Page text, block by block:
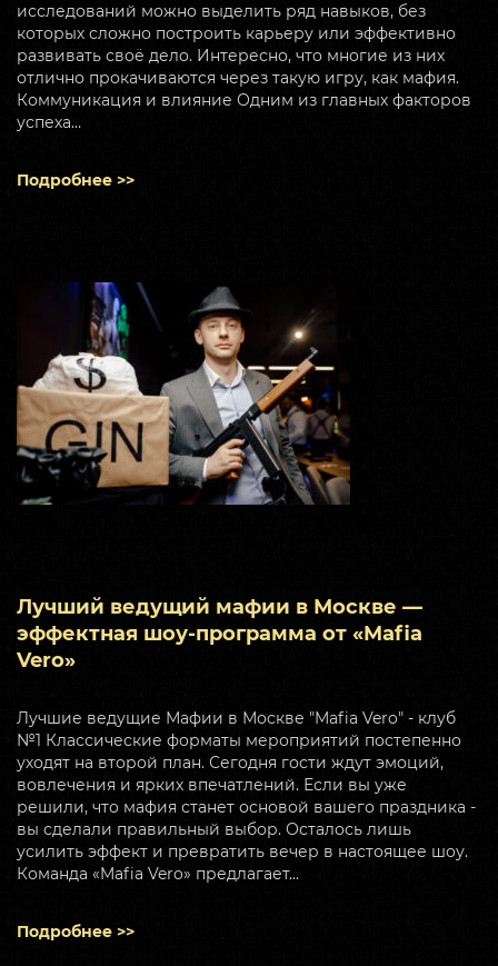
исследований можно выделить ряд навыков, без
которых сложно построить карьеру или эффективно
развивать своё дело. Интересно, что многие из них
отлично прокачиваются через такую игру, как мафия.
Коммуникация и влияние Одним из главных факторов
успеха…
Подробнее >>
Лучший ведущий мафии в Москве —
эффектная шоу-программа от «Mafia
Vero»
Лучшие ведущие Мафии в Москве "Mafia Vero" - клуб
№1 Классические форматы мероприятий постепенно
уходят на второй план. Сегодня гости ждут эмоций,
вовлечения и ярких впечатлений. Если вы уже
решили, что мафия станет основой вашего праздника -
вы сделали правильный выбор. Осталось лишь
усилить эффект и превратить вечер в настоящее шоу.
Команда «Mafia Vero» предлагает…
Подробнее >>